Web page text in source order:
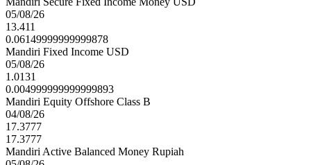
05/08/26
13.411
0.06149999999999878
Mandiri Fixed Income USD
05/08/26
1.0131
0.004999999999999893
Mandiri Equity Offshore Class B
04/08/26
17.3777
17.3777
Mandiri Active Balanced Money Rupiah